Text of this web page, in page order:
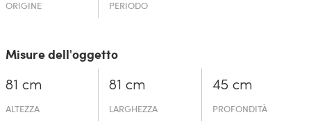
ORIGINE PERIODO
Misure dell'oggetto
81 cm
ALTEZZA
81 cm
LARGHEZZA
45 cm
PROFONDITÀ